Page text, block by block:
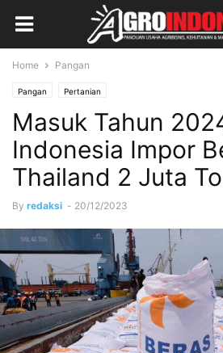
Home Pangan
Pangan Pertanian
Masuk Tahun
Indonesia Impor
Thailand 2 Juta
By redaksi - 20/12/2023